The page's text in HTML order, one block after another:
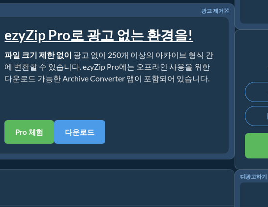
광고 제거
ezyZip Pro로 광고 없는 환경을!
파일 크기 제한 없이 광고 없이 250개 이상의 아카이브 형식 간
에 변환할 수 있습니다. ezyZip Pro에는 오프라인 사용을 위한
다운로드 가능한 Archive Converter 앱이 포함되어 있습니다.
Pro 체험 다운로드
광고하기